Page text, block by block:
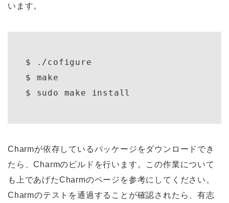
います。
$ ./cofigure
$ make
Charmが依存しているパッケージをダウンロードでき
たら、Charmのビルドを行います。この作業について
も上であげたCharmのページを参考にしてください。
Charmのテストを通過することが確認されたら、有志